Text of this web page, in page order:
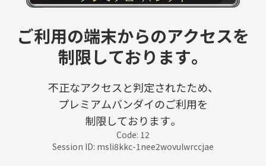
ご利用の端末からのアクセスを
制限しております。
不正なアクセスと判定されたため、
プレミアムバンダイのご利用を
制限しております。
Code: 12
Session ID: msli8kkc-1nee2wovulwrccjae